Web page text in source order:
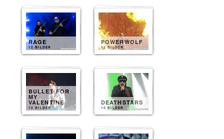
RAGE
12 BILDER
POWERWOLF
12 BILDER
BULLET FOR
MY
VALENTINE
10 BILDER
DEATHSTARS
10 BILDER